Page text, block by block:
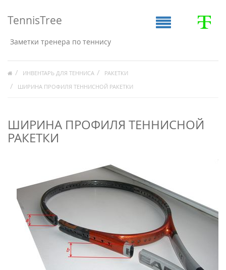
TennisTree
Заметки тренера по теннису
ИНВЕНТАРЬ ДЛЯ ТЕННИСА
РАКЕТКИ
ШИРИНА ПРОФИЛЯ ТЕННИСНОЙ РАКЕТКИ
ШИРИНА ПРОФИЛЯ ТЕННИСНОЙ
РАКЕТКИ